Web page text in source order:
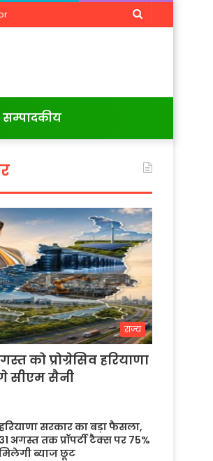
Search
सम्पादकीय
राज्य
को प्रोग्रेसिव हरियाणा
सीएम सैनी
सरकार का बड़ा फैसला,
31 अगस्त तक प्रॉपर्टी टैक्स पर 75%
ब्याज छूट